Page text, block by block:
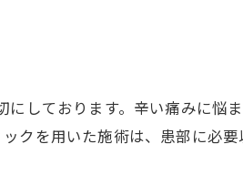
しております。辛い痛みに悩
クを用いた施術は、患部に必